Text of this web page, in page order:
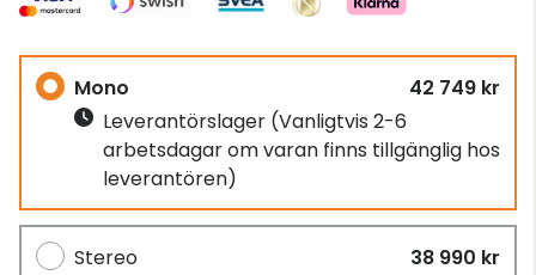
Mono
42 749 kr
Leverantörslager (Vanligtvis 2-6
arbetsdagar om varan finns tillgänglig hos
leverantören)
Stereo
38 990 kr